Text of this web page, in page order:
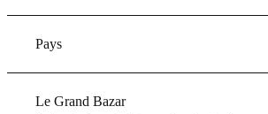
Pays
Le Grand Bazar